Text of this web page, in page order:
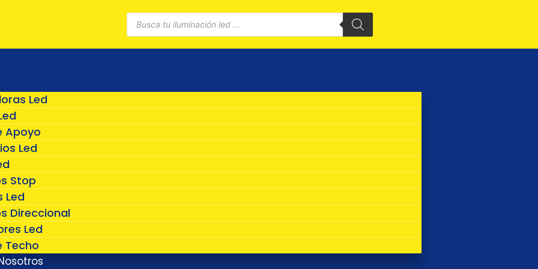
Búsqueda
de
productos
Led
Apoyo
Led
Stop
Led
Direccional
Led
Techo